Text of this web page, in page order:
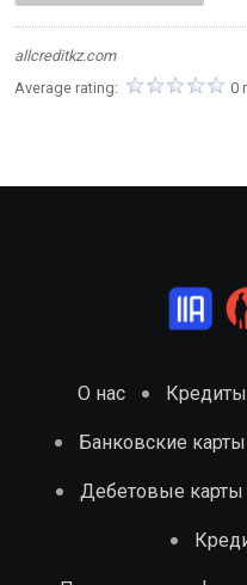
allcreditkz.com
Average rating:
0
О нас Кредиты
Банковские
Дебетовые карты